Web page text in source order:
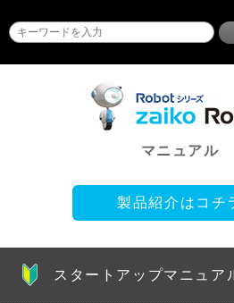
マニュアル
製品紹介はコチ
スタートアップマニュア